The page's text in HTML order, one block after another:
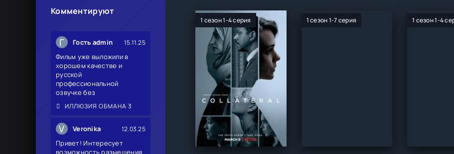
Комментируют
Г Гость admin 15.11.25
Фильм уже выложили в
хорошем качестве и
русской
профессиональной
озвучке без
ИЛЛЮЗИЯ ОБМАНА 3
V Veronika 12.03.25
Привет! Интересует
возможность размещения
1 сезон 1-4 серия 1 сезон 1-7 серия 1 сезон 1-4